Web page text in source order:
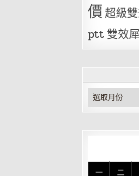
價超級
ptt 雙效
彙
整
一 二